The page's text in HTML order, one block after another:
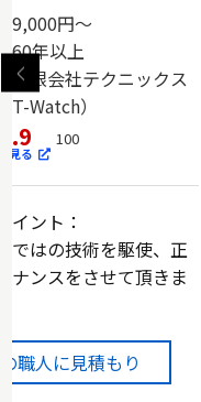
円～
60年以上
限会社テクニックス
T-Watch）
4.9 100
見る
イント：
ではの技術を駆使、正
ナンスをさせて頂きま
職人に見積もり